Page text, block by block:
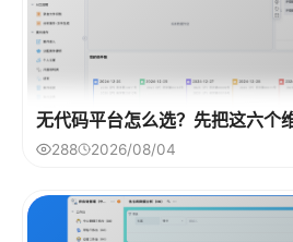
无代码平台怎么选？先把这六个
288 2026/08/04